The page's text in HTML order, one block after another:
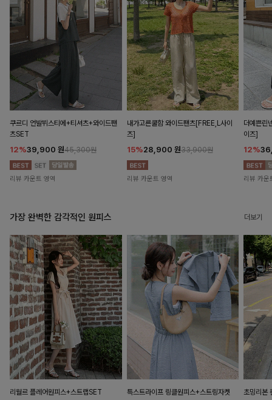
쿠르디 언발뷔스티에+티셔츠+와이드팬
츠SET
12%39,900 원45,300원
리뷰 카운트 영역
내가고른쿨함 와이드팬츠[FREE,L사이
즈]
15%28,900 원33,900원
리뷰 카운트 영역
더예쁜린
이즈]
12%
리뷰 카운
가장 완벽한 감각적인 원피스 더보기
리월르 플레어원피스+스트랩SET
특스트라이프 링클원피스+스트링자켓
초밍리본